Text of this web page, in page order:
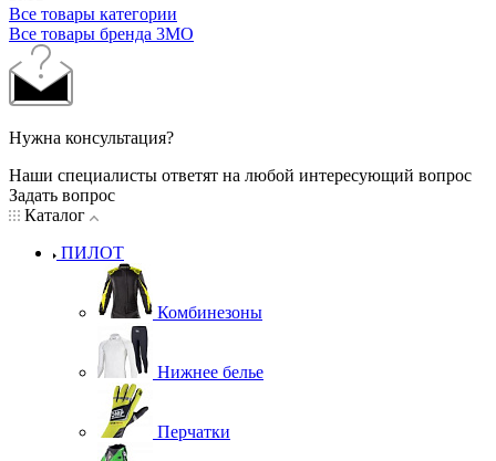
Все товары категории
Все товары бренда 3MO
Нужна консультация?
Наши специалисты ответят на любой интересующий вопрос
Задать вопрос
Каталог
ПИЛОТ
Комбинезоны
Нижнее белье
Перчатки